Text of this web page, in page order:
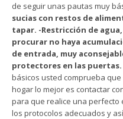
de seguir unas pautas muy
sucias con restos de
tapar. -Restricción de
procurar no haya
de entrada, muy
protectores en las puertas.
básicos usted comprueba
hogar lo mejor es contactar
para que realice una perfecto
los protocolos adecuados y